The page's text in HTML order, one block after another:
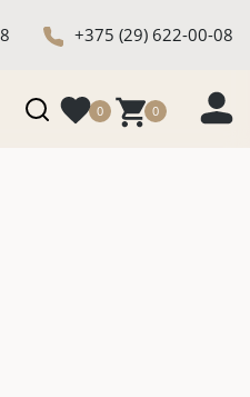
+375 (29) 622-00-08
0 0